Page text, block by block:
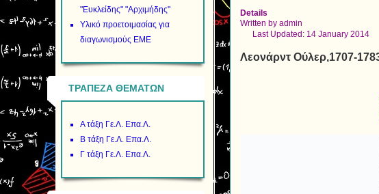
"Ευκλείδης" "Αρχιμήδης"
Υλικό προετοιμασίας για
διαγωνισμούς ΕΜΕ
ΤΡΑΠΕΖΑ ΘΕΜΑΤΩΝ
Α τάξη Γε.Λ. Επα.Λ.
Β τάξη Γε.Λ. Επα.Λ.
Γ τάξη Γε.Λ. Επα.Λ.
Details
Written byadmin
Last Updated: 14 January 2014
Λεονάρντ Ούλερ,1707-